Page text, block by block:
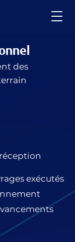
des
exécutés